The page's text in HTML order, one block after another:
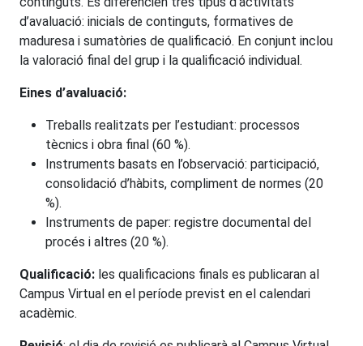
d’avaluació: inicials de continguts, formatives de
maduresa i sumatòries de qualificació. En conjunt inclou
la valoració final del grup i la qualificació individual.
Eines d’avaluació:
Treballs realitzats per l’estudiant: processos
tècnics i obra final (60 %).
Instruments basats en l’observació: participació,
consolidació d’hàbits, compliment de normes (20
%).
Instruments de paper: registre documental del
procés i altres (20 %).
Qualificació: les qualificacions finals es publicaran al
Campus Virtual en el període previst en el calendari
acadèmic.